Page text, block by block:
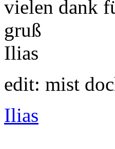
vielen dank
gruß
Ilias
edit: mist
Ilias